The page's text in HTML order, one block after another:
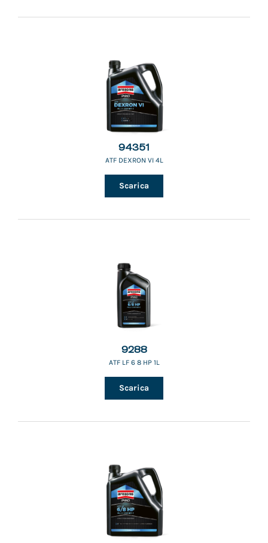
94351
ATF DEXRON VI 4L
Scarica
9288
ATF LF 6 8 HP 1L
Scarica